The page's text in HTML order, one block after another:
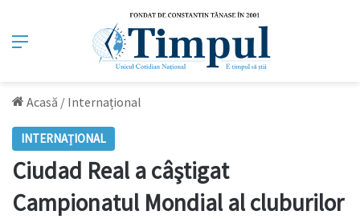
Meniu
Acasă / Internațional
INTERNAȚIONAL
Ciudad Real a câştigat
Campionatul Mondial al cluburilor